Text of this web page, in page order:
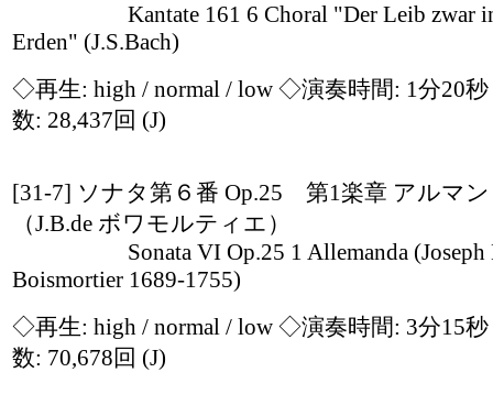
Kantate 161 6 Choral "Der Leib zwar
Erden" (J.S.Bach)
◇再生: high / normal / low ◇演奏時間: 1分20
数: 28,437回 (J)
[31-7] ソナタ第６番 Op.25 第1楽章 アルマ
（J.B.de ボワモルティエ）
Sonata VI Op.25 1 Allemanda (Joseph
Boismortier 1689-1755)
◇再生: high / normal / low ◇演奏時間: 3分15
数: 70,678回 (J)